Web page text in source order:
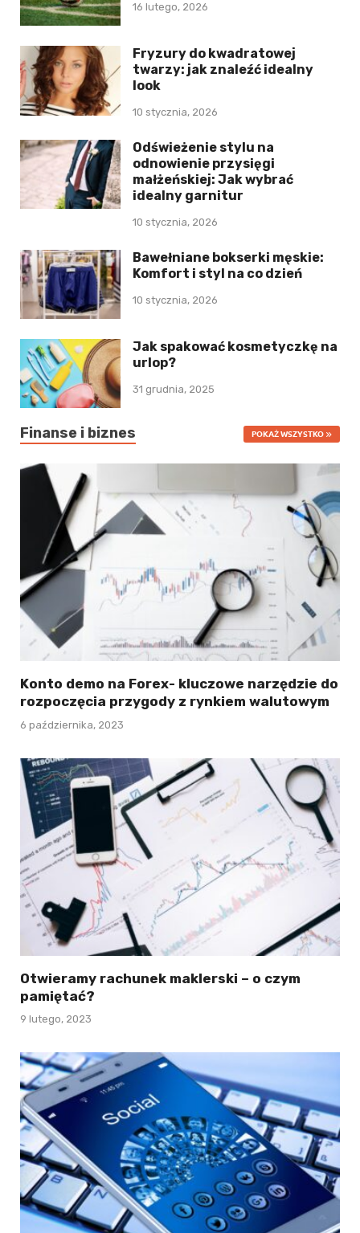
16 lutego, 2026
Fryzury do kwadratowej
twarzy: jak znaleźć idealny
look
10 stycznia, 2026
Odświeżenie stylu na
odnowienie przysięgi
małżeńskiej: Jak wybrać
idealny garnitur
10 stycznia, 2026
Bawełniane bokserki męskie:
Komfort i styl na co dzień
10 stycznia, 2026
Jak spakować kosmetyczkę na
urlop?
31 grudnia, 2025
Finanse i biznes POKAŻ WSZYSTKO
Konto demo na Forex- kluczowe narzędzie do
rozpoczęcia przygody z rynkiem walutowym
6 października, 2023
Otwieramy rachunek maklerski – o czym
pamiętać?
9 lutego, 2023